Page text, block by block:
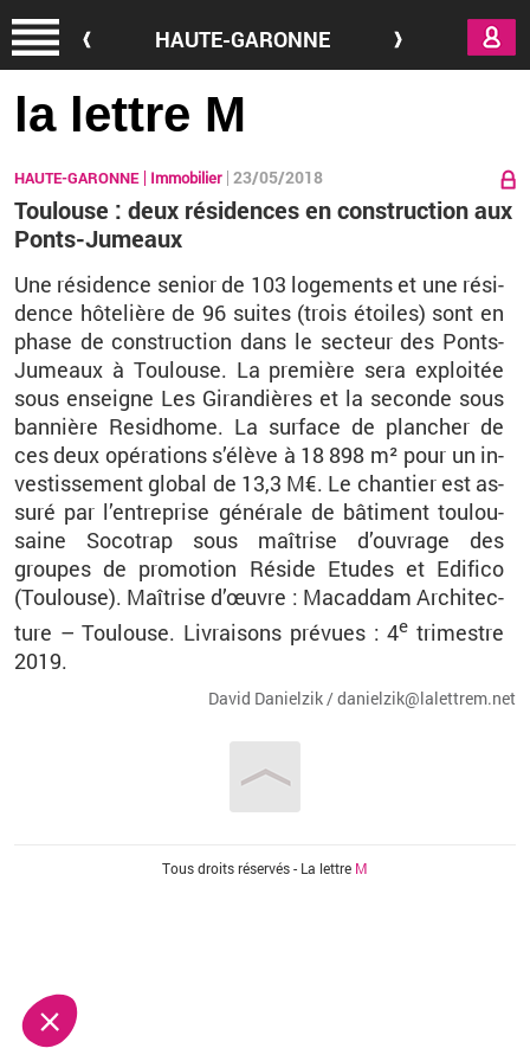
HAUTE-GARONNE
la lettre M
HAUTE-GARONNE Immobilier 23/05/2018
Toulouse : deux résidences en construction aux
Ponts-Jumeaux
Une ré­si­dence se­nior de 103 lo­ge­ments et une ré­si­
dence hô­te­lière de 96 suites (trois étoiles) sont en
phase de construc­tion dans le sec­teur des Ponts-
Ju­meaux à Tou­louse. La pre­mière sera ex­ploi­tée
sous en­seigne Les Gi­ran­dières et la se­conde sous
ban­nière Re­sid­home. La sur­face de plan­cher de
ces deux opé­ra­tions s’élève à 18 898 m² pour un in­
ves­tis­se­ment glo­bal de 13,3 M€. Le chan­tier est as­
suré par l’en­tre­prise gé­né­rale de bâ­ti­ment tou­lou­
saine So­co­trap sous maî­trise d’ou­vrage des
groupes de pro­mo­tion Ré­side Etudes et Edi­fico
(Tou­louse). Maî­trise d’œuvre : Ma­cad­dam Ar­chi­tec­
ture – Tou­louse. Li­vrai­sons pré­vues : 4e tri­mestre
2019.
David Da­niel­zik / da­niel­zik@​la­let­trem.​net
Tous droits réservés - La lettre M